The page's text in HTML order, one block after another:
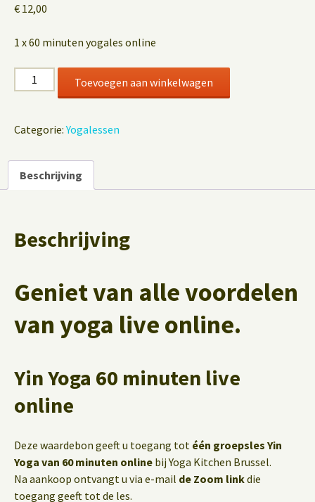
€ 12,00
1 x 60 minuten yogales online
yogales
Online
minuten
aantal
Toevoegen aan winkelwagen
Categorie:Yogalessen
Beschrijving
Beschrijving
Geniet van alle voordelen
van yoga live online.
Yin Yoga 60 minuten live
online
Deze waardebon geeft u toegang tot één groepsles Yin
Yoga van 60 minuten online bij Yoga Kitchen Brussel.
Na aankoop ontvangt u via e-mail de Zoom linkdie
toegang geeft tot de les.